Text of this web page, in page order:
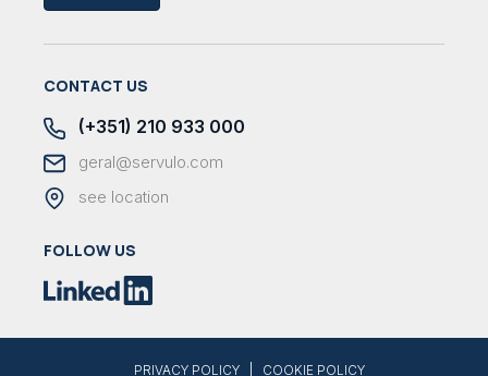
CONTACT US
(+351) 210 933 000
geral@servulo.com
see location
FOLLOW US
PRIVACY POLICY COOKIE POLICY